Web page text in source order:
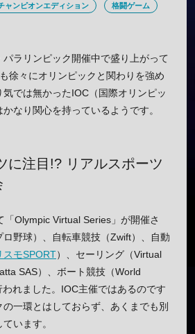
ャンピオンエディション 格闘ゲーム
ラリンピック開催中で盛り上がって
も徐々にオリンピックと関わりを強め
では無かったIOC（国際オリンピッ
なり関心を持っているようです。
に注目!? リアルスポーツ
「Olympic Virtual Series」が開催さ
野球）、自転車競技（Zwift）、自動
スモSPORT）、セーリング（Virtual
SAS）、ボート競技（World
れました。IOC主催ではあるのです
一環とはしておらず、あくまでも別
います。